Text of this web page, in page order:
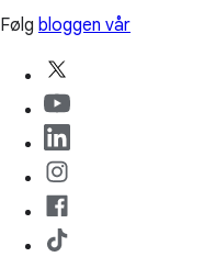
Følg bloggen vår